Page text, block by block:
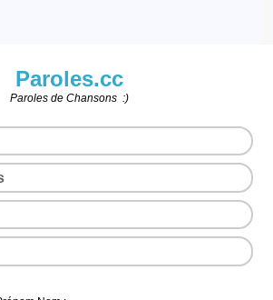
Paroles.cc
Paroles de Chansons :)